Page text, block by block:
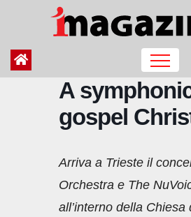
contenuto
A
gospel
Arriva a Trieste il
Orchestra e The
all’interno della Chiesa